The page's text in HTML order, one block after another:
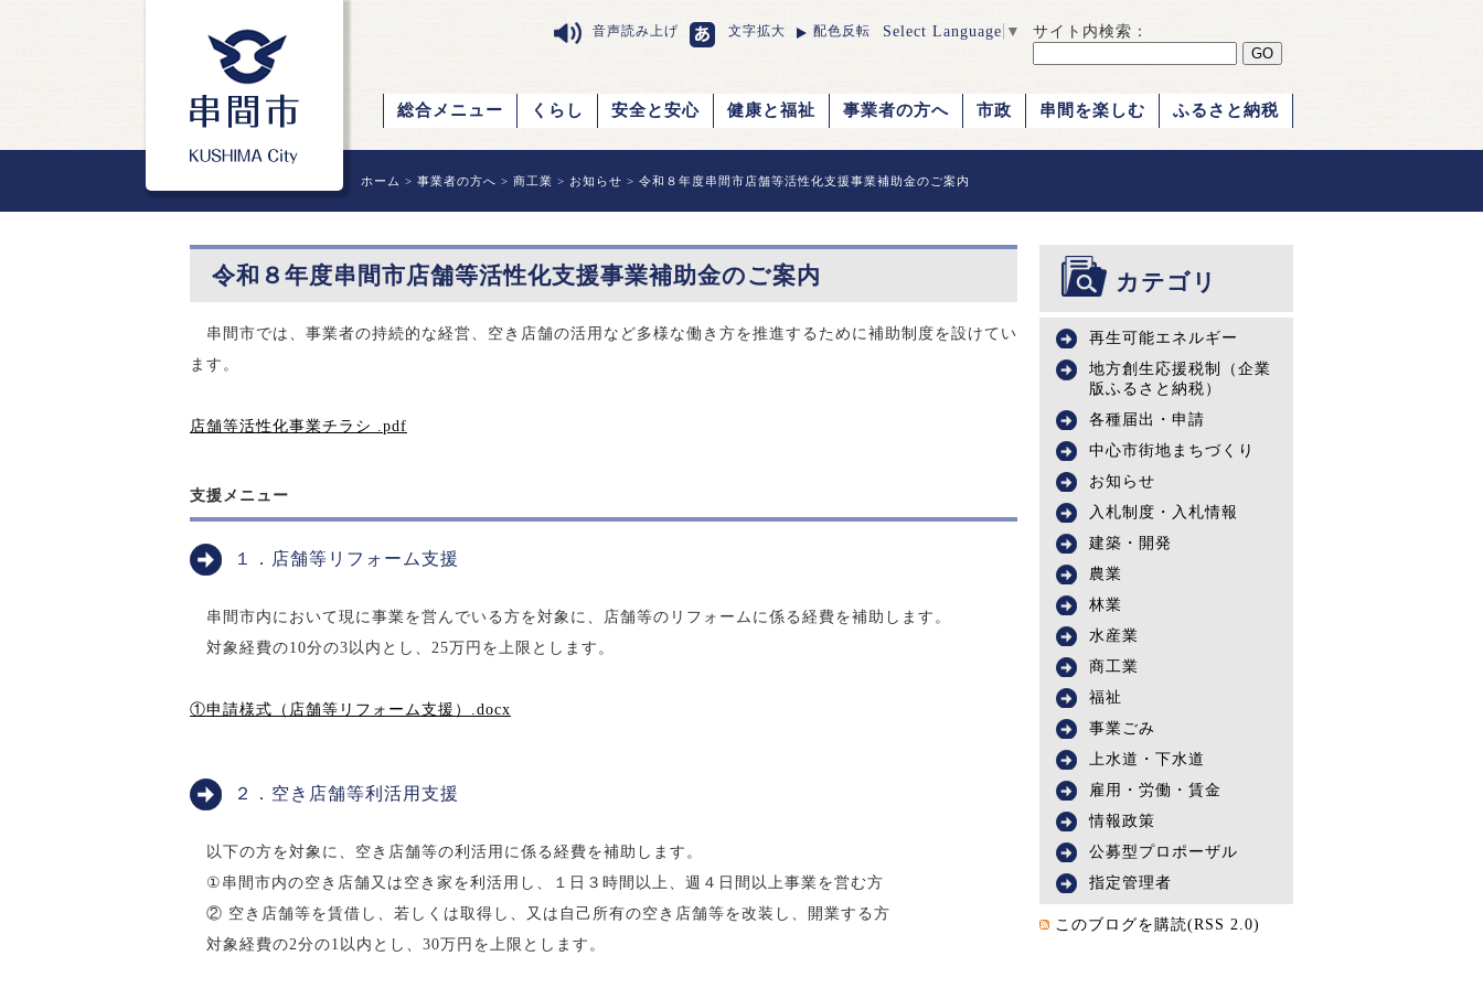
音声読み上げ 文字拡大 配色反転 Select Language ▼ サイト内検索：
総合メニュー くらし 安全と安心 健康と福祉 事業者の方へ 市政 串間を楽しむ ふるさと納税
ホーム > 事業者の方へ > 商工業 > お知らせ > 令和８年度串間市店舗等活性化支援事業補助金のご案内
令和８年度串間市店舗等活性化支援事業補助金のご案内
串間市では、事業者の持続的な経営、空き店舗の活用など多様な働き方を推進するために補助制度を設けてい
ます。
店舗等活性化事業チラシ .pdf
支援メニュー
１．店舗等リフォーム支援
串間市内において現に事業を営んでいる方を対象に、店舗等のリフォームに係る経費を補助します。
対象経費の10分の3以内とし、25万円を上限とします。
①申請様式（店舗等リフォーム支援）.docx
２．空き店舗等利活用支援
以下の方を対象に、空き店舗等の利活用に係る経費を補助します。
①串間市内の空き店舗又は空き家を利活用し、１日３時間以上、週４日間以上事業を営む方
② 空き店舗等を賃借し、若しくは取得し、又は自己所有の空き店舗等を改装し、開業する方
対象経費の2分の1以内とし、30万円を上限とします。
カテゴリ
再生可能エネルギー
地方創生応援税制（企業
版ふるさと納税）
各種届出・申請
中心市街地まちづくり
お知らせ
入札制度・入札情報
建築・開発
農業
林業
水産業
商工業
福祉
事業ごみ
上水道・下水道
雇用・労働・賃金
情報政策
公募型プロポーザル
指定管理者
このブログを購読(RSS 2.0)